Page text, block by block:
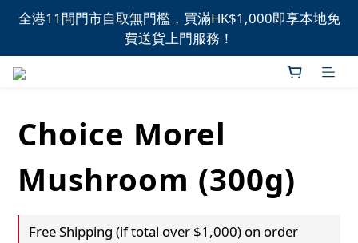
全港11間門市自取無門檻，買滿HK$1,000即享本地免
費送貨上門服務！
全港11間門市自取無門檻，買滿HK$1,000即享本地免
費送貨上門服務！
新品上市，精選優惠，盡在本週推介！
全港11間門市自取無門檻，買滿HK$1,000即享本地免
費送貨上門服務！
Choice Morel
Mushroom (300g)
Free Shipping (if total over $1,000) on order